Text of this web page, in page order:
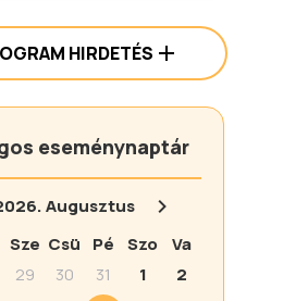
HIRDETÉS
eseménynaptár
Augusztus
Sze Csü Pé Szo
Va
29 30 31 1
2